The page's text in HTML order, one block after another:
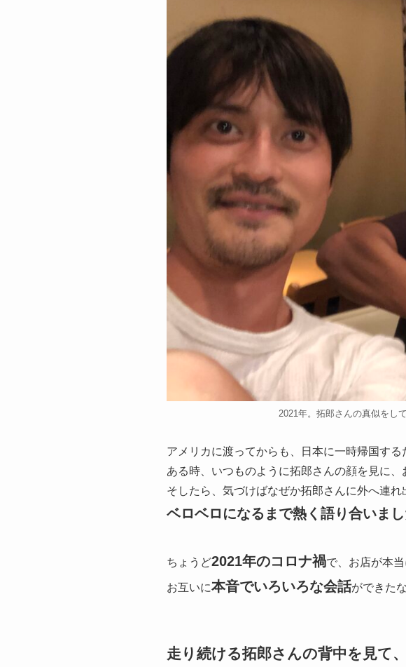
2021年。拓郎さんの真似をし
アメリカに渡ってからも、日本に一時帰国す
ある時、いつものように拓郎さんの顔を見に、
そしたら、気づけばなぜか拓郎さんに外へ連れ
ベロベロになるまで熱く語り合いま
ちょうど2021年のコロナ禍で、お店が本
お互いに本音でいろいろな会話ができた
走り続ける拓郎さんの背中を見て